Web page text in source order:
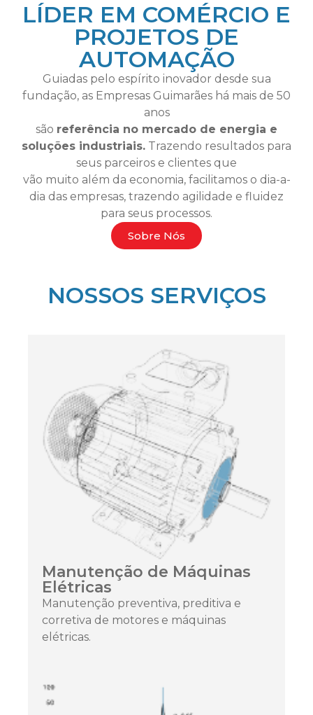
LÍDER EM COMÉRCIO E
PROJETOS DE
AUTOMAÇÃO
Guiadas pelo espírito inovador desde sua
fundação, as Empresas Guimarães há mais de 50
anos
são referência no mercado de energia e
soluções industriais. Trazendo resultados para
seus parceiros e clientes que
vão muito além da economia, facilitamos o dia-a-
dia das empresas, trazendo agilidade e fluidez
para seus processos.
ㅤSobre Nósㅤ
NOSSOS SERVIÇOS
Manutenção de Máquinas
Elétricas
Manutenção preventiva, preditiva e
corretiva de motores e máquinas
elétricas.